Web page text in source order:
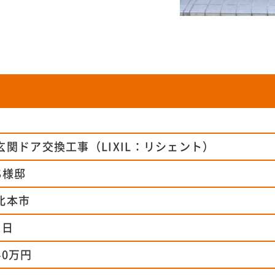
関ドア交換工事（LIXIL：リシェント）
様邸
本市
万円